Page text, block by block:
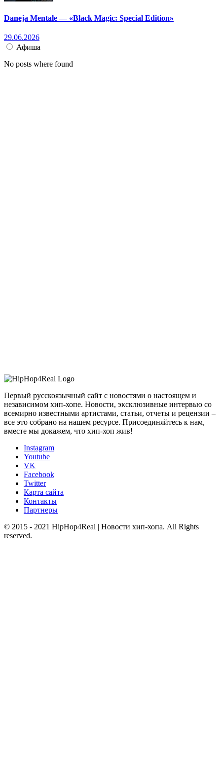
Daneja Mentale — «Black Magic: Special Edition»
29.06.2026
Афиша
No posts where found
Первый русскоязычный сайт с новостями о настоящем и
независимом хип-хопе. Новости, эксклюзивные интервью со
всемирно известными артистами, статьи, отчеты и рецензии –
все это собрано на нашем ресурсе. Присоединяйтесь к нам,
вместе мы докажем, что хип-хоп жив!
Instagram
Youtube
VK
Facebook
Twitter
Карта сайта
Контакты
Партнеры
© 2015 - 2021 HipHop4Real | Новости хип-хопа. All Rights
reserved.